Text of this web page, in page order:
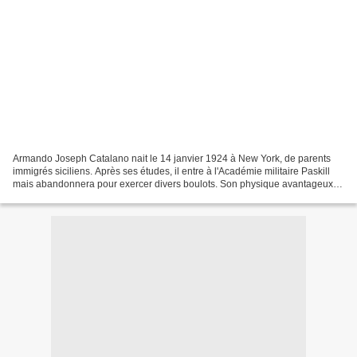
Armando Joseph Catalano nait le 14 janvier 1924 à New York, de parents
immigrés siciliens. Après ses études, il entre à l'Académie militaire Paskill
mais abandonnera pour exercer divers boulots. Son physique avantageux le